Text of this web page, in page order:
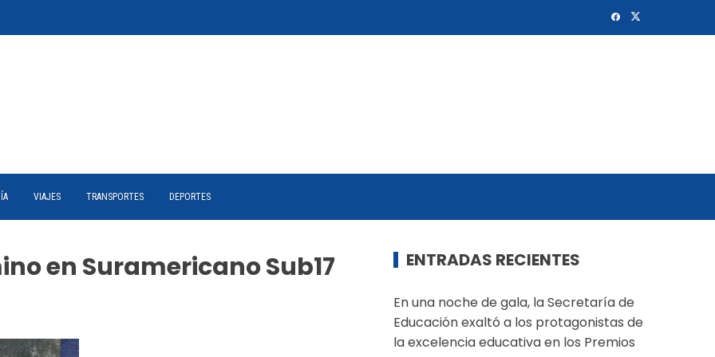
VIAJES TRANSPORTES DEPORTES
en Suramericano Sub17 ENTRADAS RECIENTES
En una noche de gala, la Secretaría de
Educación exaltó a los protagonistas de
la excelencia educativa en los Premios